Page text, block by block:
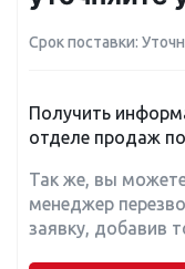
Срок поставки:
Получить
отделе продаж
Так же, вы
менеджер
заявку, добавив